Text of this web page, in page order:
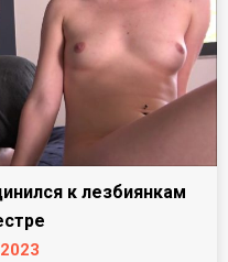
к лезбиянкам